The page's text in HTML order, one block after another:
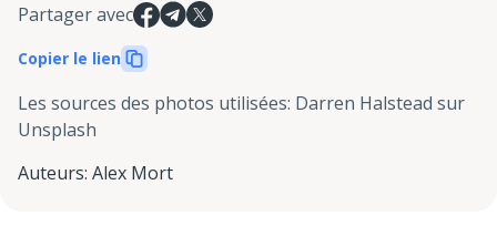
Partager avec
Copier le lien
Les sources des photos utilisées: Darren Halstead sur
Unsplash
Auteurs: Alex Mort